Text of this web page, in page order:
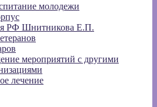
молодежи
РФ Шнитникова Е.П.
мероприятий с другими
лечение